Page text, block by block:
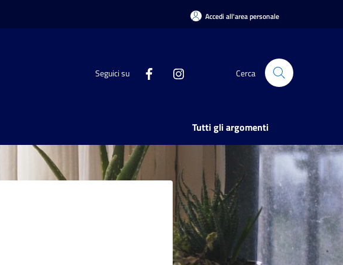
Accedi all'area personale
Seguici su Cerca
Tutti gli argomenti